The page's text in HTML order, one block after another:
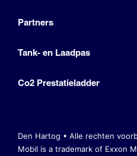
Partners
Tank- en Laadpas
Co2 Prestatieladder
Den Hartog • Alle rechten
Mobil is a trademark of Exxon